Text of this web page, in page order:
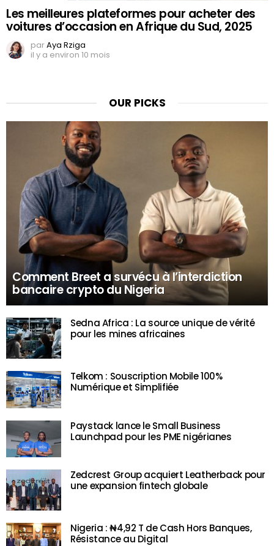
Les meilleures plateformes pour acheter des
voitures d’occasion en Afrique du Sud, 2025
parAya Rziga
il y a environ 10 mois
OUR PICKS
Comment Breet a survécu à l’interdiction
bancaire crypto du Nigeria
Sedna Africa : La source unique de vérité
pour les mines africaines
Telkom : Souscription Mobile 100%
Numérique et Simplifiée
Paystack lance le Small Business
Launchpad pour les PME nigérianes
Zedcrest Group acquiert Leatherback pour
une expansion fintech globale
Nigeria : ₦4,92 T de Cash Hors Banques,
Résistance au Digital